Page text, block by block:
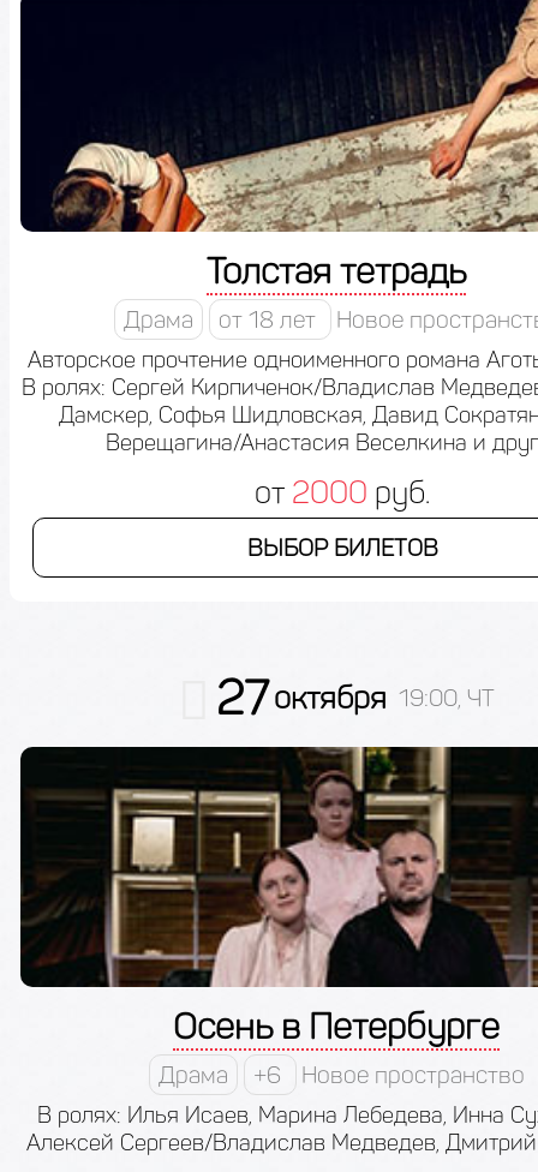
Толстая тетрадь
Драма от 18 лет Новое
Авторское прочтение одноименного романа
В ролях: Сергей Кирпиченок/Владислав
Дамскер, Софья Шидловская, Давид
Верещагина/Анастасия Веселкина и
от 2000 руб.
ВЫБОР БИЛЕТОВ
27октября 19:00, ЧТ
Осень в Петербурге
Драма +6 Новое пространство
В ролях: Илья Исаев, Марина Лебедева, Инна
Алексей Сергеев/Владислав Медведев,